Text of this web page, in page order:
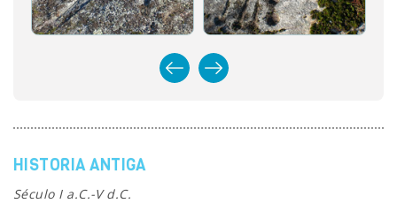
HISTORIA ANTIGA
Século I a.C.-V d.C.